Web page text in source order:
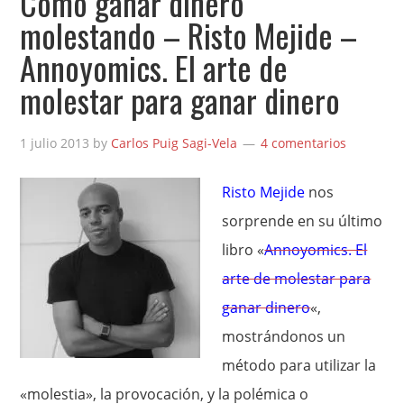
molestando – Risto Mejide –
Annoyomics. El arte de
molestar para ganar dinero
1 julio 2013 by Carlos Puig Sagi-Vela 4 comentarios
Risto Mejide nos
sorprende en su último
libro «Annoyomics. El
arte de molestar para
ganar dinero«,
mostrándonos un
método para utilizar la
«molestia», la provocación, y la polémica o